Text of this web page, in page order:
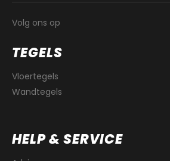
Volg ons op
TEGELS
Vloertegels
Wandtegels
HELP & SERVICE